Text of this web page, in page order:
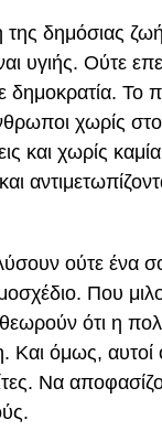
δημόσιας
υγιής. Ούτε
δημοκρατία. Το
χωρίς
και χωρίς
ούτε ένα
Που
ότι η
όμως, αυτοί
Να